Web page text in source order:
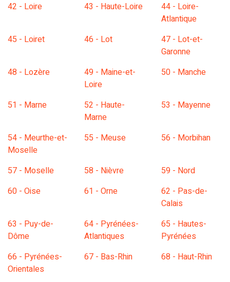
42 - Loire
43 - Haute-Loire
44 - Loire-
Atlantique
45 - Loiret
46 - Lot
47 - Lot-et-
Garonne
48 - Lozère
49 - Maine-et-
Loire
50 - Manche
51 - Marne
52 - Haute-
Marne
53 - Mayenne
54 - Meurthe-et-
Moselle
55 - Meuse 56 - Morbihan
57 - Moselle 58 - Nièvre
59 - Nord
60 - Oise
61 - Orne
62 - Pas-de-
Calais
63 - Puy-de-
Dôme
64 - Pyrénées-
Atlantiques
65 - Hautes-
Pyrénées
66 - Pyrénées-
Orientales
67 - Bas-Rhin 68 - Haut-Rhin